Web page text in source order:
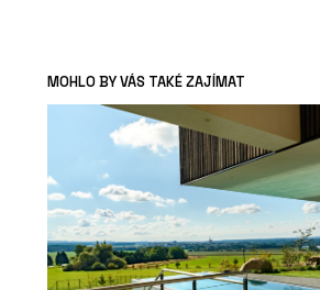
MOHLO BY VÁS TAKÉ ZAJÍMAT